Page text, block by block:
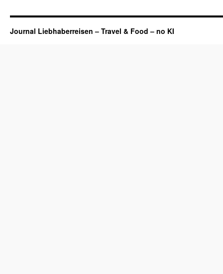
internationaler
Tag
Journal Liebhaberreisen – Travel & Food – no KI